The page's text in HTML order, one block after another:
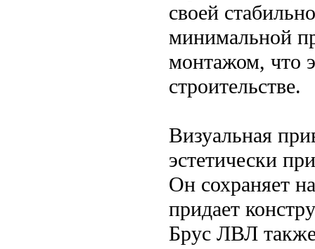
своей
минимальной
монтажом, что
строительстве.
Визуальная
эстетически
Он сохраняет
придает
Брус ЛВЛ